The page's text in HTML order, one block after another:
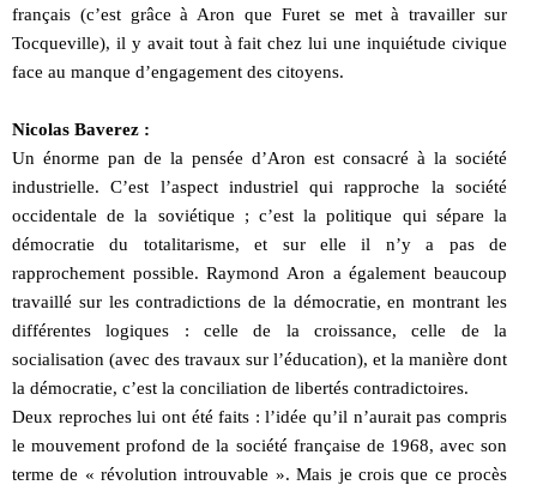
français (c’est grâce à Aron que Furet se met à travailler sur
Tocqueville), il y avait tout à fait chez lui une inquiétude civique
face au manque d’engagement des citoyens.
Nicolas Baverez :
Un énorme pan de la pensée d’Aron est consacré à la société
industrielle. C’est l’aspect industriel qui rapproche la société
occidentale de la soviétique ; c’est la politique qui sépare la
démocratie du totalitarisme, et sur elle il n’y a pas de
rapprochement possible. Raymond Aron a également beaucoup
travaillé sur les contradictions de la démocratie, en montrant les
différentes logiques : celle de la croissance, celle de la
socialisation (avec des travaux sur l’éducation), et la manière dont
la démocratie, c’est la conciliation de libertés contradictoires.
Deux reproches lui ont été faits : l’idée qu’il n’aurait pas compris
le mouvement profond de la société française de 1968, avec son
terme de « révolution introuvable ». Mais je crois que ce procès